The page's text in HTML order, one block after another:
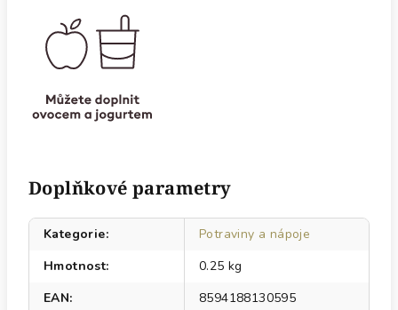
Doplňkové parametry
Kategorie:
Potraviny a nápoje
Hmotnost:
0.25 kg
EAN:
8594188130595